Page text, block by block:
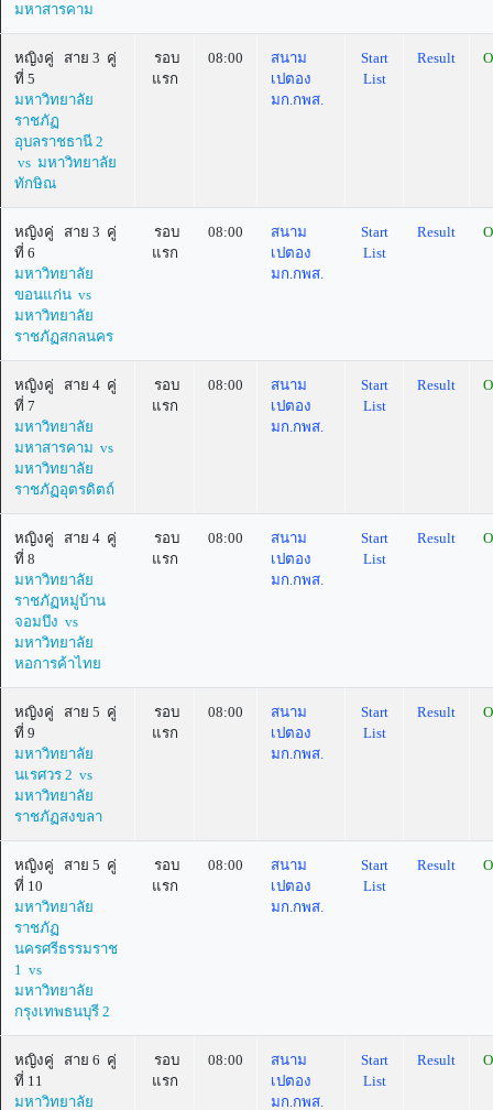
มหาสารคาม
หญิงคู่ สาย 3 คู่
ที่ 5
มหาวิทยาลัย
ราชภัฏ
อุบลราชธานี 2
vs มหาวิทยาลัย
ทักษิณ
รอบ
แรก
08:00
สนาม
เปตอง
มก.กพส.
Start
List
Result
หญิงคู่ สาย 3 คู่
ที่ 6
มหาวิทยาลัย
ขอนแก่น vs
มหาวิทยาลัย
ราชภัฏสกลนคร
รอบ
แรก
08:00
สนาม
เปตอง
มก.กพส.
Start
List
Result
หญิงคู่ สาย 4 คู่
ที่ 7
มหาวิทยาลัย
มหาสารคาม vs
มหาวิทยาลัย
ราชภัฏอุตรดิตถ์
รอบ
แรก
08:00
สนาม
เปตอง
มก.กพส.
Start
List
Result
หญิงคู่ สาย 4 คู่
ที่ 8
มหาวิทยาลัย
ราชภัฏหมู่บ้าน
จอมบึง vs
มหาวิทยาลัย
หอการค้าไทย
รอบ
แรก
08:00
สนาม
เปตอง
มก.กพส.
Start
List
Result
หญิงคู่ สาย 5 คู่
ที่ 9
มหาวิทยาลัย
นเรศวร 2 vs
มหาวิทยาลัย
ราชภัฏสงขลา
รอบ
แรก
08:00
สนาม
เปตอง
มก.กพส.
Start
List
Result
หญิงคู่ สาย 5 คู่
ที่ 10
มหาวิทยาลัย
ราชภัฏ
นครศรีธรรมราช
1 vs
มหาวิทยาลัย
กรุงเทพธนบุรี 2
รอบ
แรก
08:00
สนาม
เปตอง
มก.กพส.
Start
List
Result
หญิงคู่ สาย 6 คู่
ที่ 11
มหาวิทยาลัย
รอบ
แรก
08:00
สนาม
เปตอง
มก.กพส.
Start
List
Result